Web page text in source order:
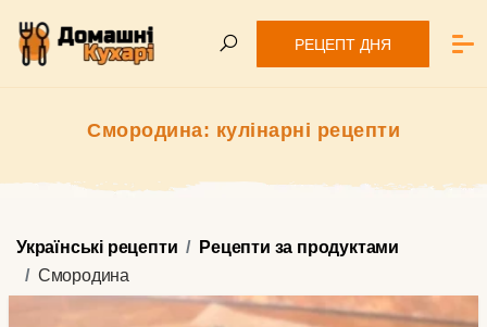
РЕЦЕПТ ДНЯ
Смородина: кулінарні рецепти
Українські рецепти
Рецепти за продуктами
Смородина